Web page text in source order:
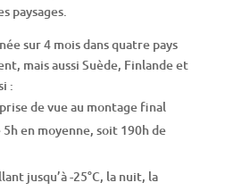
paysages.
sur 4 mois dans quatre pays
mais aussi Suède, Finlande et
:
de vue au montage final
en moyenne, soit 190h de
jusqu’à -25°C, la nuit, la